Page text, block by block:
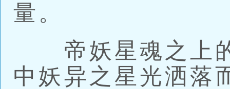
量。
帝妖星魂之上的
中妖异之星光洒落